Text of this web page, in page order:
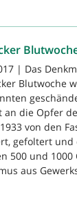
| Das
Blutwoche
die Opfer
von den
gefoltert und
500 und
aus